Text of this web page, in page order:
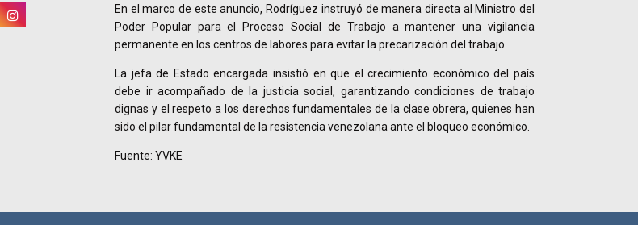
En el marco de este anuncio, Rodríguez instruyó de manera directa al Ministro del
Poder Popular para el Proceso Social de Trabajo a mantener una vigilancia
permanente en los centros de labores para evitar la precarización del trabajo.
La jefa de Estado encargada insistió en que el crecimiento económico del país
debe ir acompañado de la justicia social, garantizando condiciones de trabajo
dignas y el respeto a los derechos fundamentales de la clase obrera, quienes han
sido el pilar fundamental de la resistencia venezolana ante el bloqueo económico.
Fuente: YVKE